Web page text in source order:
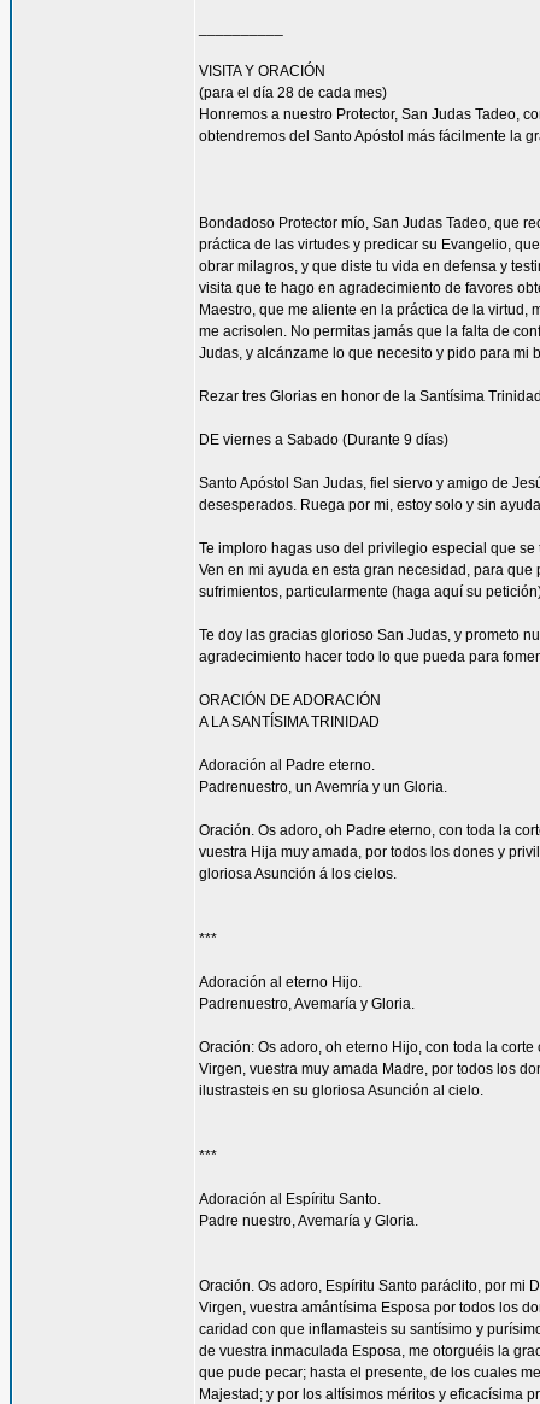
VISITA Y ORACIÓN
(para el día 28 de cada mes)
Honremos a nuestro Protector, San Judas Tadeo,
obtendremos del Santo Apóstol más fácilmente la
Bondadoso Protector mío, San Judas Tadeo, que
práctica de las virtudes y predicar su Evangelio,
obrar milagros, y que diste tu vida en defensa y
visita que te hago en agradecimiento de favores
Maestro, que me aliente en la práctica de la
me acrisolen. No permitas jamás que la falta de
Judas, y alcánzame lo que necesito y pido para mi
Rezar tres Glorias en honor de la Santísima
DE viernes a Sabado (Durante 9 días)
Santo Apóstol San Judas, fiel siervo y amigo de
desesperados. Ruega por mi, estoy solo y sin
Te imploro hagas uso del privilegio especial que
Ven en mi ayuda en esta gran necesidad, para
sufrimientos, particularmente (haga aquí su
Te doy las gracias glorioso San Judas, y prometo
agradecimiento hacer todo lo que pueda para
ORACIÓN DE ADORACIÓN
A LA SANTÍSIMA TRINIDAD
Adoración al Padre eterno.
Padrenuestro, un Avemría y un Gloria.
Oración. Os adoro, oh Padre eterno, con toda la
vuestra Hija muy amada, por todos los dones y
gloriosa Asunción á los cielos.
***
Adoración al eterno Hijo.
Padrenuestro, Avemaría y Gloria.
Oración: Os adoro, oh eterno Hijo, con toda la
Virgen, vuestra muy amada Madre, por todos los
ilustrasteis en su gloriosa Asunción al cielo.
***
Adoración al Espíritu Santo.
Padre nuestro, Avemaría y Gloria.
Oración. Os adoro, Espíritu Santo paráclito, por mi
Virgen, vuestra amántísima Esposa por todos los
caridad con que inflamasteis su santísimo y
de vuestra inmaculada Esposa, me otorguéis la
que pude pecar; hasta el presente, de los cuales
Majestad; y por los altísimos méritos y eficacísima